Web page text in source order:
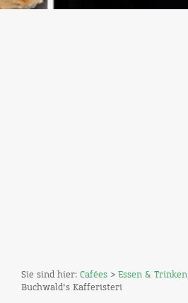
Sie sind hier: Cafées > Essen & Trinken
Buchwald's Kafferisteri